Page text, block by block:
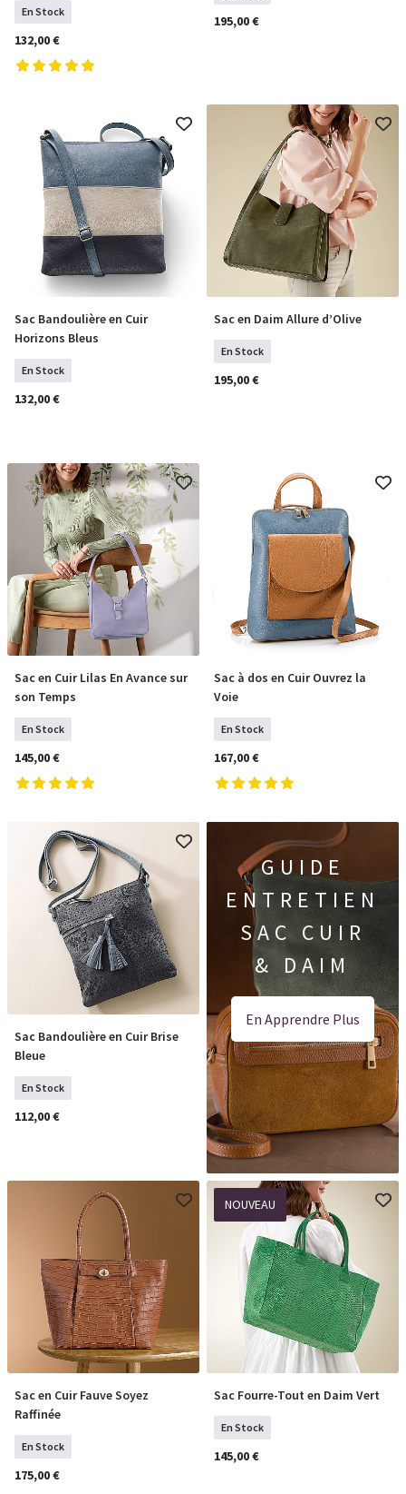
En Stock
132,00 €
195,00 €
COMMANDER
Sac Bandoulière en Cuir
Horizons Bleus
En Stock
132,00 €
COMMANDER
Sac en Daim Allure d’Olive
En Stock
195,00 €
COMMANDER
Sac en Cuir Lilas En Avance sur
son Temps
En Stock
145,00 €
COMMANDER
Sac à dos en Cuir Ouvrez la
Voie
En Stock
167,00 €
COMMANDER
Sac Bandoulière en Cuir Brise
Bleue
En Stock
112,00 €
GUIDE
ENTRETIEN
SAC CUIR
& DAIM
En Apprendre Plus
COMMANDER
Sac en Cuir Fauve Soyez
Raffinée
En Stock
175,00 €
NOUVEAU
COMMANDER
Sac Fourre-Tout en Daim Vert
En Stock
145,00 €